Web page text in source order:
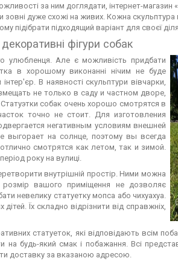
за ним доглядати, інтернет-магазин
дуже схожі на живих. Кожна скульптура
підібрати підходящий варіант для своєї
декоративні фігури собак
улюбленця. Але є можливість придбати
в хорошому виконанні нічим не буде
В наявності скульптури вівчарки,
не только в саду и частном дворе,
собак очень хорошо смотрятся в
точно не стоит. Для изготовления
негативным условиям внешней
выгорает на солнце, поэтому вы всегда
смотрятся как летом, так и зимой.
року на вулиці.
внутрішній простір. Ними можна
розмір вашого приміщення не дозволяє
невелику статуетку мопса або чихуахуа.
Їх складно відрізнити від справжніх,
статуеток, які відповідають всім
на будь-який смак і побажання. Всі
доставку за вказаною адресою.